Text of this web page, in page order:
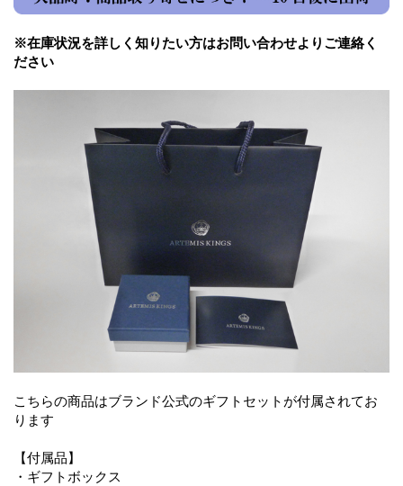
※在庫状況を詳しく知りたい方はお問い合わせよりご連絡く
ださい
こちらの商品はブランド公式のギフトセットが付属されてお
ります
【付属品】
・ギフトボックス